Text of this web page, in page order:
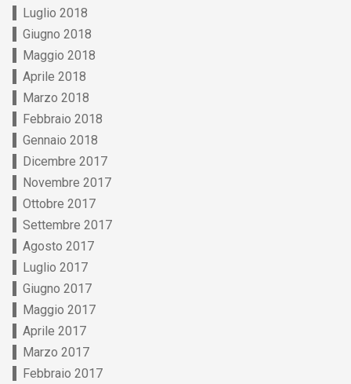
Luglio 2018
Giugno 2018
Maggio 2018
Aprile 2018
Marzo 2018
Febbraio 2018
Gennaio 2018
Dicembre 2017
Novembre 2017
Ottobre 2017
Settembre 2017
Agosto 2017
Luglio 2017
Giugno 2017
Maggio 2017
Aprile 2017
Marzo 2017
Febbraio 2017